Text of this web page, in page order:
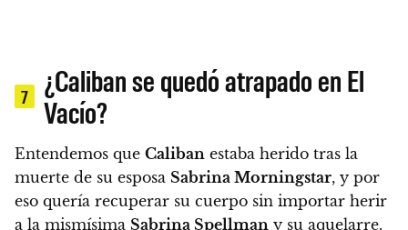
7
¿Caliban se quedó atrapado en El
Vacío?
Entendemos que Caliban estaba herido tras la
muerte de su esposa Sabrina Morningstar, y por
eso quería recuperar su cuerpo sin importar herir
a la mismísima Sabrina Spellman y su aquelarre.